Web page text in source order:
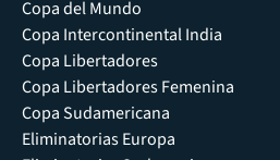
Copa del Mundo
Copa Intercontinental India
Copa Libertadores
Copa Libertadores Femenina
Copa Sudamericana
Eliminatorias Europa